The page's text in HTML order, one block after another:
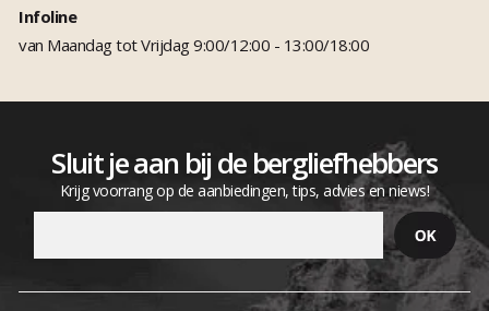
Infoline
van Maandag tot Vrijdag 9:00/12:00 - 13:00/18:00
Sluit je aan bij de bergliefhebbers
Krijg voorrang op de aanbiedingen, tips, advies en niews!